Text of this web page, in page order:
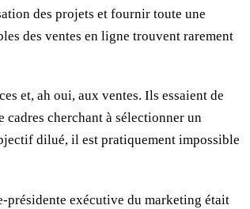
des projets et fournir toute une
des ventes en ligne trouvent rarement
et, ah oui, aux ventes. Ils essaient de
cherchant à sélectionner un
dilué, il est pratiquement impossible
présidente exécutive du marketing était